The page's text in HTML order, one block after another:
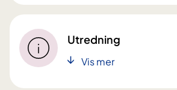
Utredning
Vis mer